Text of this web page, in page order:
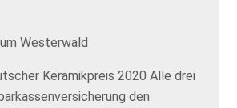
Westerwald
Keramikpreis 2020 Alle drei
den